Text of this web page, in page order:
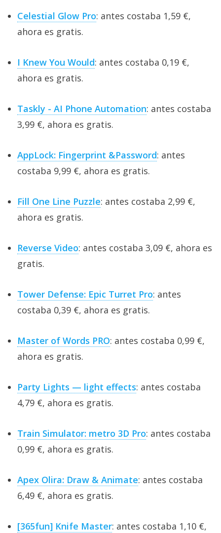
Celestial Glow Pro: antes costaba 1,59 €,
ahora es gratis.
I Knew You Would: antes costaba 0,19 €,
ahora es gratis.
Taskly - AI Phone Automation: antes costaba
3,99 €, ahora es gratis.
AppLock: Fingerprint &Password: antes
costaba 9,99 €, ahora es gratis.
Fill One Line Puzzle: antes costaba 2,99 €,
ahora es gratis.
Reverse Video: antes costaba 3,09 €, ahora es
gratis.
Tower Defense: Epic Turret Pro: antes
costaba 0,39 €, ahora es gratis.
Master of Words PRO: antes costaba 0,99 €,
ahora es gratis.
Party Lights — light effects: antes costaba
4,79 €, ahora es gratis.
Train Simulator: metro 3D Pro: antes costaba
0,99 €, ahora es gratis.
Apex Olira: Draw & Animate: antes costaba
6,49 €, ahora es gratis.
[365fun] Knife Master: antes costaba 1,10 €,